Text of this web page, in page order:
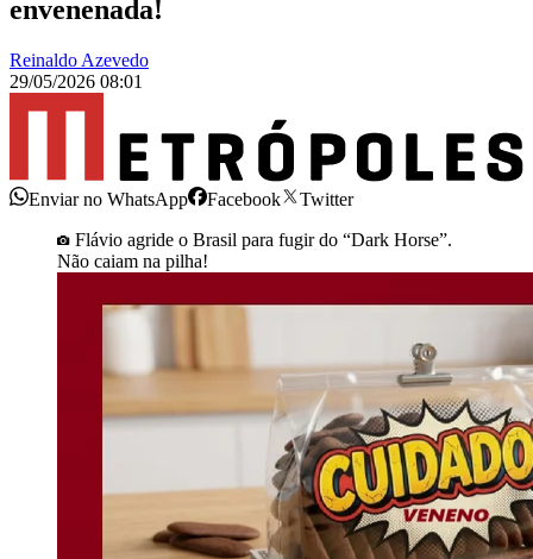
envenenada!
Reinaldo Azevedo
29/05/2026 08:01
Enviar no WhatsApp Facebook
Twitter
Flávio agride o Brasil para fugir do “Dark Horse”.
Não caiam na pilha!